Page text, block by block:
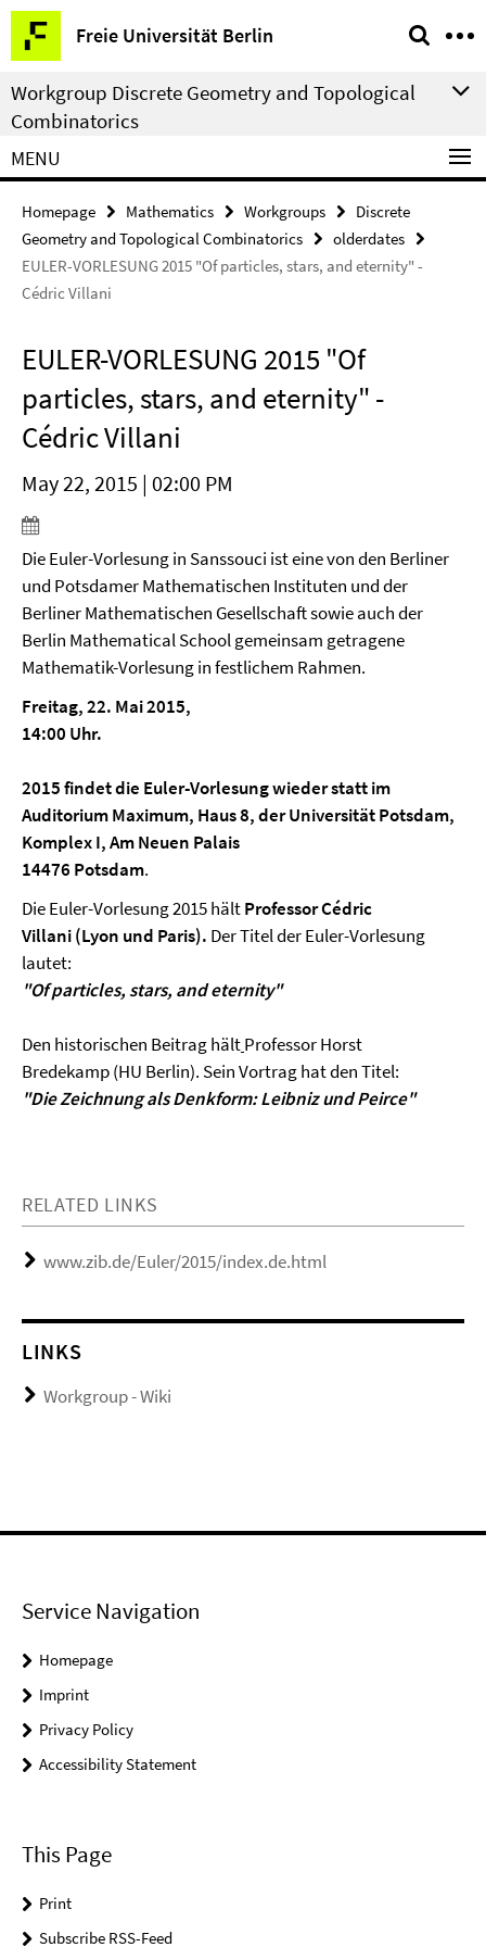
Springe
direkt
zu
Inhalt
Freie Universität Berlin
Service
Navigation
Workgroup Discrete Geometry and Topological
Combinatorics
MENU
Homepage Mathematics Workgroups
Discrete
Geometry and Topological Combinatorics
olderdates
EULER-VORLESUNG 2015 "Of particles, stars, and eternity" -
Cédric Villani
EULER-VORLESUNG 2015 "Of
particles, stars, and eternity" -
Cédric Villani
May 22, 2015 | 02:00 PM
Die Euler-Vorlesung in Sanssouci ist eine von den Berliner
und Potsdamer Mathematischen Instituten und der
Berliner Mathematischen Gesellschaft sowie auch der
Berlin Mathematical School gemeinsam getragene
Mathematik-Vorlesung in festlichem Rahmen.
Freitag,22. Mai 2015,
14:00 Uhr.
2015 findet die Euler-Vorlesung wieder statt im
Auditorium Maximum, Haus 8, der Universität Potsdam,
Komplex I, Am Neuen Palais
14476 Potsdam.
Die Euler-Vorlesung 2015 hältProfessor Cédric
Villani(Lyon und Paris). Der Titel der Euler-Vorlesung
lautet:
"Of particles, stars, and eternity"
Den historischen Beitrag hältProfessor Horst
Bredekamp (HU Berlin). Sein Vortrag hat den Titel:
"Die Zeichnung als Denkform: Leibniz und Peirce"
RELATED LINKS
www.zib.de/Euler/2015/index.de.html
LINKS
Workgroup - Wiki
Service Navigation
Homepage
Imprint
Privacy Policy
Accessibility Statement
This Page
Print
Subscribe RSS-Feed